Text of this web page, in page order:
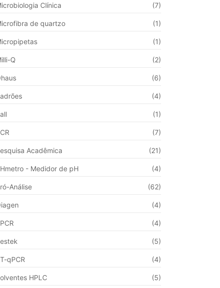
Clínica (7)
de quartzo (1)
(1)
Q (2)
(6)
(4)
(1)
(7)
Acadêmica (21)
- Medidor de pH (4)
Análise (62)
(4)
(4)
(5)
qPCR (4)
HPLC (5)